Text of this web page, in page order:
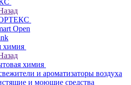
Open
химия
химия
и ароматизаторы воздуха
и моющие средства